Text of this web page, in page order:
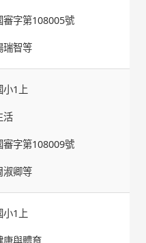
審字第108005號
瑞智等
小1上
活
審字第108009號
淑卿等
小1上